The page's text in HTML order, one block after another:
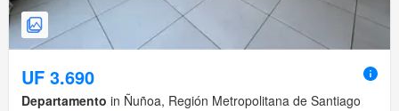
UF 3.690
Departamento in Ñuñoa, Región Metropolitana de Santiago